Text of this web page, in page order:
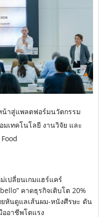
น้าสู่แพลตฟอร์มนวัตกรรม
มเทคโนโลยี งานวิจัย และ
เปลี่ยนเกมแฮร์แคร์
คาดธุรกิจเติบโต 20%
หันดูแลเส้นผม-หนังศีรษะ ดัน
อาชีพโตแรง